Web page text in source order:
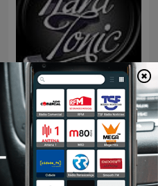
Hardtonic's Reverse Bass
Hardstyle Frenchcore
Podcast